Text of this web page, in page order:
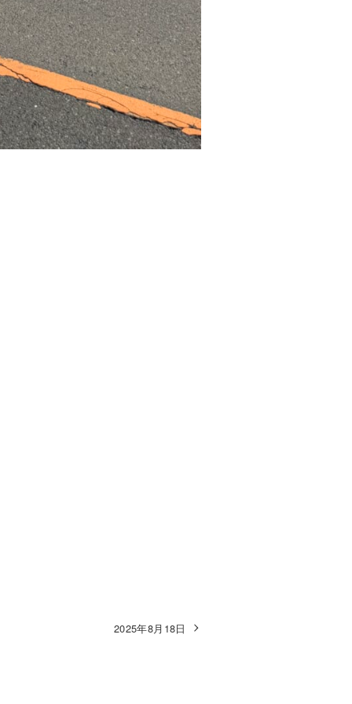
2025年8月18日